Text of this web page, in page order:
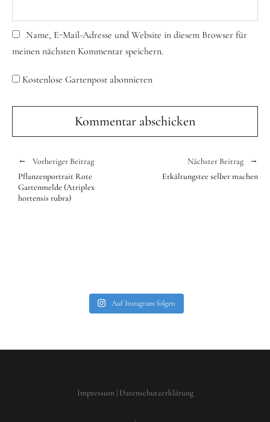
Name, E-Mail-Adresse und Website in diesem Browser für
meinen nächsten Kommentar speichern.
Kostenlose Gartenpost abonnieren
Vorheriger Beitrag
Pflanzenportrait Rote
Gartenmelde (Atriplex
hortensis rubra)
Nächster Beitrag
Erkältungstee selber machen
Auf Instagram folgen
Impressum | Datenschutzerklärung